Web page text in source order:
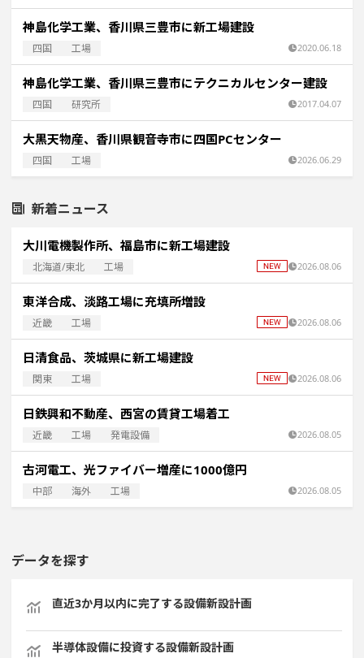
神島化学工業、香川県三豊市に新工場建設
四国 工場 2020.06.18
神島化学工業、香川県三豊市にテクニカルセンター建設
四国 研究所 2017.04.07
大黒天物産、香川県観音寺市に四国PCセンター
四国 工場 2026.06.29
新着ニュース
大川電機製作所、福島市に新工場建設
北海道/東北 工場 2026.08.06
東洋合成、淡路工場に充填所増設
近畿 工場 2026.08.06
日清食品、茨城県に新工場建設
関東 工場 2026.08.06
日鉄興和不動産、西宮の賃貸工場着工
近畿 工場 発電設備 2026.08.05
古河電工、光ファイバー増産に1000億円
中部 海外 工場 2026.08.05
データを探す
直近3か月以内に完了する設備新設計画
半導体設備に投資する設備新設計画